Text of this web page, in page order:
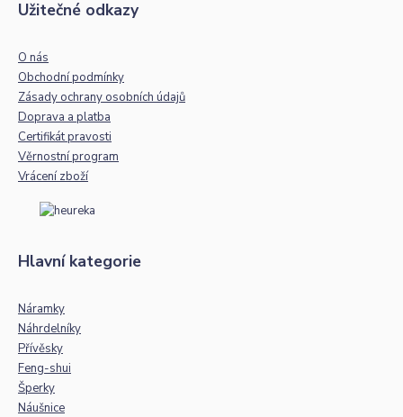
Užitečné odkazy
O nás
Obchodní podmínky
Zásady ochrany osobních údajů
Doprava a platba
Certifikát pravosti
Věrnostní program
Vrácení zboží
Hlavní kategorie
Náramky
Náhrdelníky
Přívěsky
Feng-shui
Šperky
Náušnice